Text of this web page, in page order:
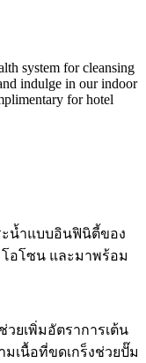
system for cleansing
indulge in our indoor
for hotel
ะน้ำแบบอินฟินิตี้ของ
โอโซน และมาพร้อม
วยเพิ่มอัตราการเต้น
มเนื้อที่ขดเกร็งช่วยปั๊ม